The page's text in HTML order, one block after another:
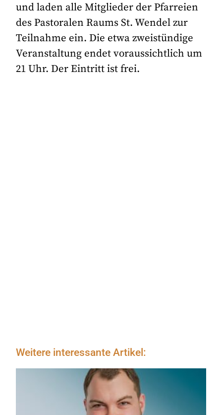
und laden alle Mitglieder der Pfarreien
des Pastoralen Raums St. Wendel zur
Teilnahme ein. Die etwa zweistündige
Veranstaltung endet voraussichtlich um
21 Uhr. Der Eintritt ist frei.
Weitere interessante Artikel: